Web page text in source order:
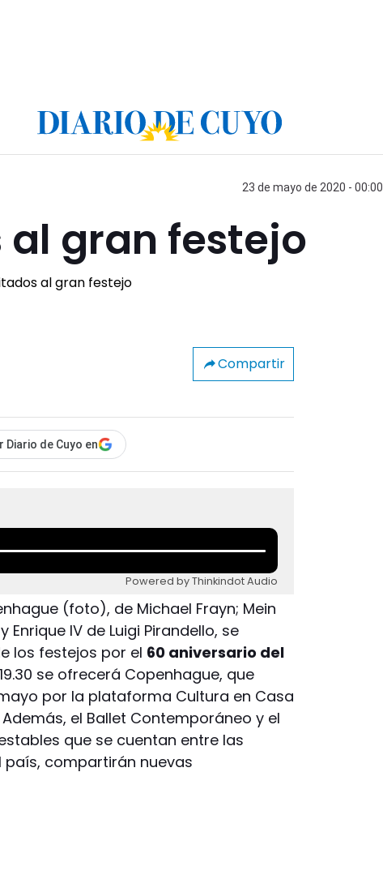
23 de mayo de 2020 - 00:00
gran festejo
Compartir
Diario de Cuyo en
Powered by Thinkindot Audio
(foto), de Michael Frayn; Mein
IV de Luigi Pirandello, se
los festejos por el 60 aniversario del
se ofrecerá Copenhague, que
por la plataforma Cultura en Casa
el Ballet Contemporáneo y el
que se cuentan entre las
compartirán nuevas